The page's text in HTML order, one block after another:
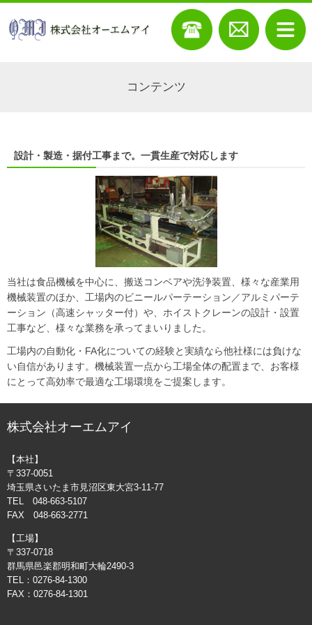
コンテンツ
設計・製造・据付工事まで。一貫生産で対応します
当社は食品機械を中心に、搬送コンベアや洗浄装置、様々な産業用
機械装置のほか、工場内のビニールパーテーション／アルミパーテ
ーション（高速シャッター付）や、ホイストクレーンの設計・設置
工事など、様々な業務を承ってまいりました。
工場内の自動化・FA化についての経験と実績なら他社様には負けな
い自信があります。機械装置一点から工場全体の配置まで、お客様
にとって高効率で最適な工場環境をご提案します。
株式会社オーエムアイ
【本社】
〒337-0051
埼玉県さいたま市見沼区東大宮3-11-77
TEL 048-663-5107
FAX 048-663-2771
【工場】
〒337-0718
群馬県邑楽郡明和町大輪2490-3
TEL：0276-84-1300
FAX：0276-84-1301